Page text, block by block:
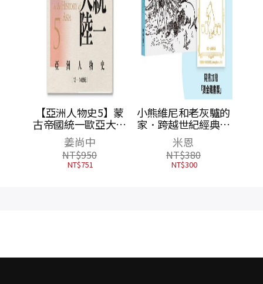
小熊維尼和老灰驢的
家．跨越世紀經典原
著 百年紀念版（首刷
加贈【限量燙金藏書
票】）
米恩
NT$380
NT$300